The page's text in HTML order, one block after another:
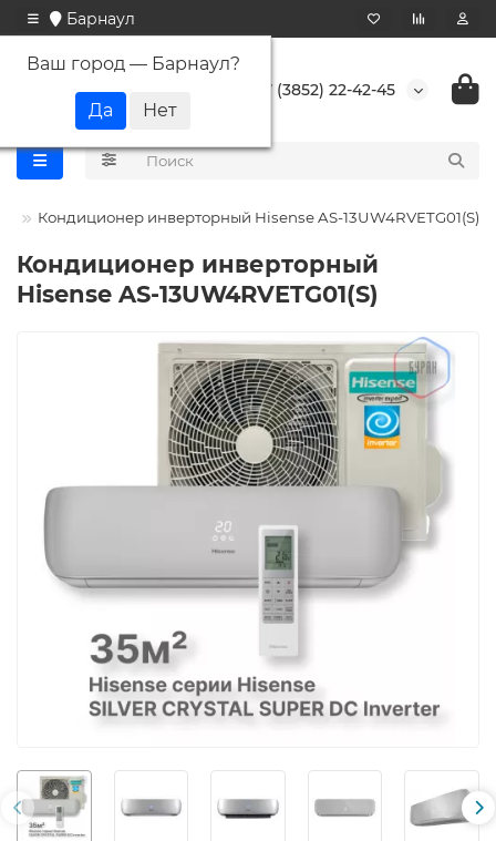
Барнаул
Ваш город — Барнаул?
+7 (3852) 22-42-45
Кондиционер инверторный Hisense AS-13UW4RVETG01(S)
Кондиционер инверторный
Hisense AS-13UW4RVETG01(S)